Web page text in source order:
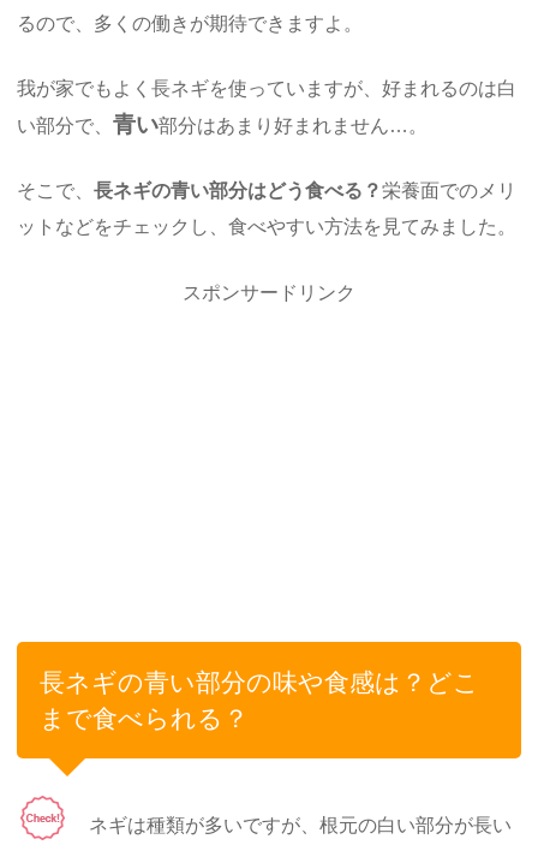
るので、多くの働きが期待できますよ。
我が家でもよく長ネギを使っていますが、好まれるのは白
い部分で、青い部分はあまり好まれません…。
そこで、長ネギの青い部分はどう食べる？栄養面でのメリ
ットなどをチェックし、食べやすい方法を見てみました。
スポンサードリンク
長ネギの青い部分の味や食感は？どこ
まで食べられる？
ネギは種類が多いですが、根元の白い部分が長い